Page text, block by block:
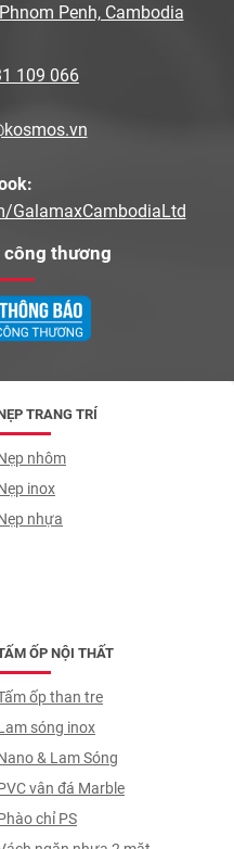
Penh, Cambodia
109 066
GalamaxCambodiaLtd
công thương
ỐP NỘI THẤT
ốp than tre
sóng inox
& Lam Sóng
vân đá Marble
chỉ PS
TRANG TRÍ
nhôm
inox
nhựa